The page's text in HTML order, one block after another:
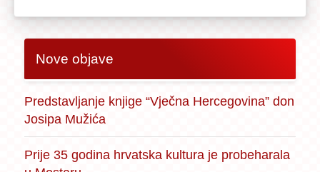
Nove objave
Predstavljanje knjige “Vječna Hercegovina” don
Josipa Mužića
Prije 35 godina hrvatska kultura je probeharala